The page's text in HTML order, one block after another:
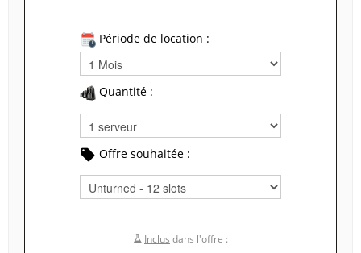
Période de location :
Quantité :
Offre souhaitée :
Inclus dans l'offre :